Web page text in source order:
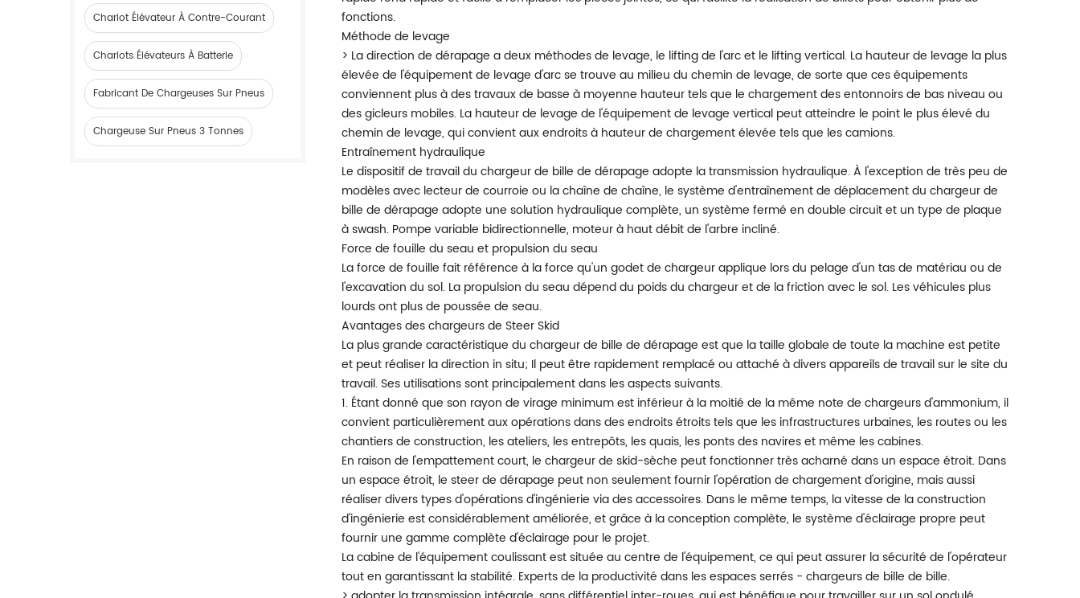
fonctions.
Méthode de levage
> La direction de dérapage a deux méthodes de levage, le lifting de l'arc et le lifting vertical. La hauteur de levage la plus
élevée de l'équipement de levage d'arc se trouve au milieu du chemin de levage, de sorte que ces équipements
conviennent plus à des travaux de basse à moyenne hauteur tels que le chargement des entonnoirs de bas niveau ou
des gicleurs mobiles. La hauteur de levage de l'équipement de levage vertical peut atteindre le point le plus élevé du
chemin de levage, qui convient aux endroits à hauteur de chargement élevée tels que les camions.
Entraînement hydraulique
Le dispositif de travail du chargeur de bille de dérapage adopte la transmission hydraulique. À l'exception de très peu de
modèles avec lecteur de courroie ou la chaîne de chaîne, le système d'entraînement de déplacement du chargeur de
bille de dérapage adopte une solution hydraulique complète, un système fermé en double circuit et un type de plaque
à swash. Pompe variable bidirectionnelle, moteur à haut débit de l'arbre incliné.
Force de fouille du seau et propulsion du seau
La force de fouille fait référence à la force qu'un godet de chargeur applique lors du pelage d'un tas de matériau ou de
l'excavation du sol. La propulsion du seau dépend du poids du chargeur et de la friction avec le sol. Les véhicules plus
lourds ont plus de poussée de seau.
Avantages des chargeurs de Steer Skid
La plus grande caractéristique du chargeur de bille de dérapage est que la taille globale de toute la machine est petite
et peut réaliser la direction in situ; Il peut être rapidement remplacé ou attaché à divers appareils de travail sur le site du
travail. Ses utilisations sont principalement dans les aspects suivants.
1. Étant donné que son rayon de virage minimum est inférieur à la moitié de la même note de chargeurs d'ammonium, il
convient particulièrement aux opérations dans des endroits étroits tels que les infrastructures urbaines, les routes ou les
chantiers de construction, les ateliers, les entrepôts, les quais, les ponts des navires et même les cabines.
En raison de l'empattement court, le chargeur de skid-sèche peut fonctionner très acharné dans un espace étroit. Dans
un espace étroit, le steer de dérapage peut non seulement fournir l'opération de chargement d'origine, mais aussi
réaliser divers types d'opérations d'ingénierie via des accessoires. Dans le même temps, la vitesse de la construction
d'ingénierie est considérablement améliorée, et grâce à la conception complète, le système d'éclairage propre peut
fournir une gamme complète d'éclairage pour le projet.
La cabine de l'équipement coulissant est située au centre de l'équipement, ce qui peut assurer la sécurité de l'opérateur
tout en garantissant la stabilité. Experts de la productivité dans les espaces serrés - chargeurs de bille de bille.
Chariot Élévateur À Contre-Courant
Chariots Élévateurs À Batterie
Fabricant De Chargeuses Sur Pneus
Chargeuse Sur Pneus 3 Tonnes